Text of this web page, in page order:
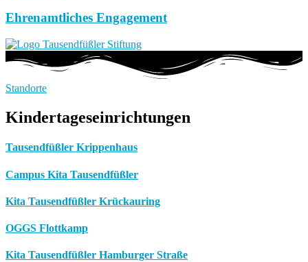
Ehrenamtliches Engagement
Standorte
Kindertageseinrichtungen
Tausendfüßler Krippenhaus
Campus Kita Tausendfüßler
Kita Tausendfüßler Krückauring
OGGS Flottkamp
Kita Tausendfüßler Hamburger Straße